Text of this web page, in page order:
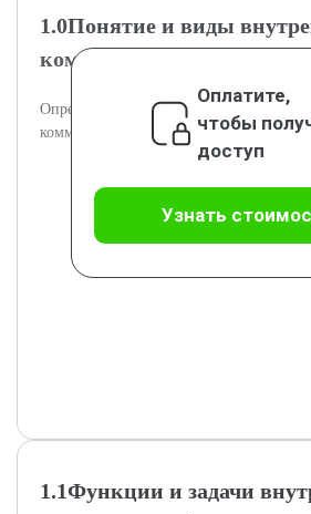
1.0Понятие и виды
коммуникаций
Определены понятия и классификация
коммуникаций в организации.
Оплатите,
чтобы
доступ
Узнать
1.1Функции и задачи